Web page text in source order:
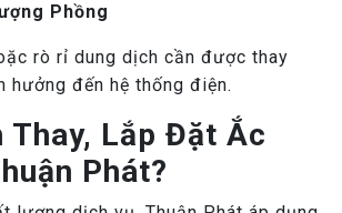
Phồng
rò rỉ dung dịch cần được thay
hưởng đến hệ thống điện.
Thay, Lắp Đặt Ắc
Phát?